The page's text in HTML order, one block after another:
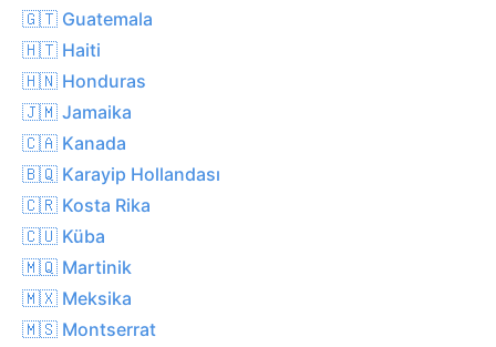
🇬🇹 Guatemala
🇭🇹 Haiti
🇭🇳 Honduras
🇯🇲 Jamaika
🇨🇦 Kanada
🇧🇶 Karayip Hollandası
🇨🇷 Kosta Rika
🇨🇺 Küba
🇲🇶 Martinik
🇲🇽 Meksika
🇲🇸 Montserrat